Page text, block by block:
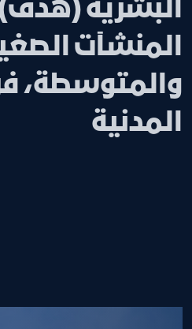
البشرية
المنشآت
والمتوسطة،
المدنية